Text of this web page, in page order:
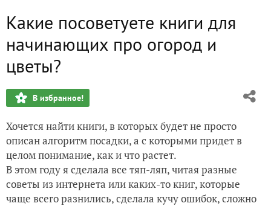
Какие посоветуете книги для
начинающих про огород и
цветы?
В избранное!
Хочется найти книги, в которых будет не просто
описан алгоритм посадки, а с которыми придет в
целом понимание, как и что растет.
В этом году я сделала все тяп-ляп, читая разные
советы из интернета или каких-то книг, которые
чаще всего разнились, сделала кучу ошибок, сложно